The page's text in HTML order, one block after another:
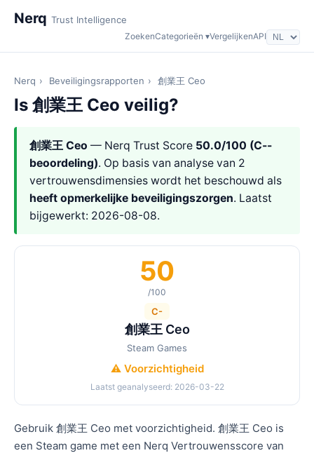
Nerq Trust Intelligence
ZoekenCategorieën ▾VergelijkenAPI
Nerq › Beveiligingsrapporten › 創業王 Ceo
Is 創業王 Ceo veilig?
創業王 Ceo — Nerq Trust Score 50.0/100 (C--
beoordeling). Op basis van analyse van 2
vertrouwensdimensies wordt het beschouwd als
heeft opmerkelijke beveiligingszorgen. Laatst
bijgewerkt: 2026-08-08.
50
/100
C-
創業王 Ceo
Steam Games
⚠️ Voorzichtigheid
Laatst geanalyseerd: 2026-03-22
Gebruik 創業王 Ceo met voorzichtigheid. 創業王 Ceo is
een Steam game met een Nerq Vertrouwensscore van